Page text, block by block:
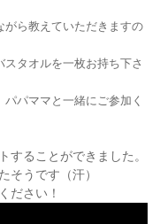
がら教えていただきますの
スタオルを一枚お持ち下さ
パママと一緒にご参加く
することができました。
そうです（汗）
ださい！